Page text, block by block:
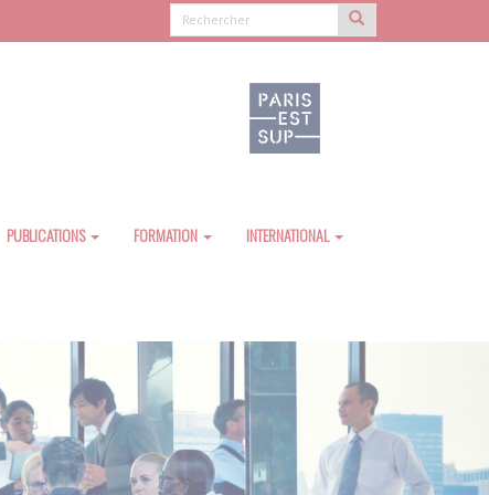
PUBLICATIONS FORMATION INTERNATIONAL